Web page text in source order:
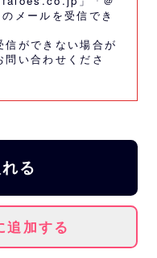
ールを受信でき
ができない場合が
問い合わせくださ
る
追加する